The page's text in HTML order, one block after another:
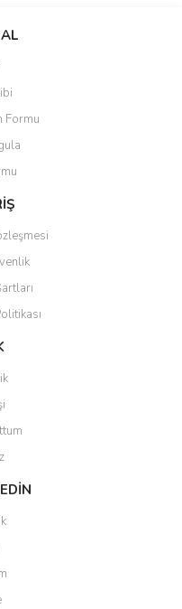
siz yapın!
Formu